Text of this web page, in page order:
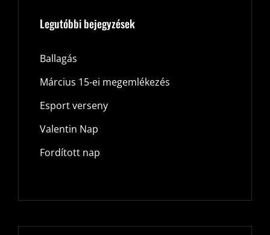
Legutóbbi bejegyzések
Ballagás
Március 15-ei megemlékezés
Esport verseny
Valentin Nap
Fordított nap